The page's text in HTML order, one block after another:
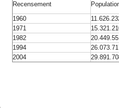
Recensement
1960
1971
1982
1994
2004